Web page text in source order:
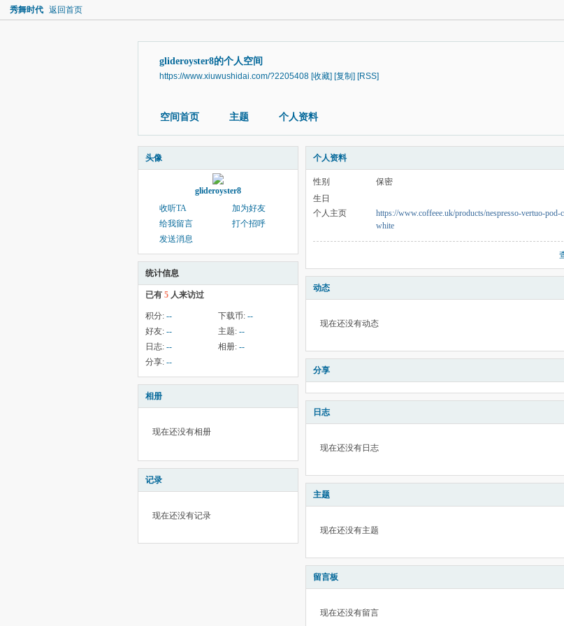
秀舞时代 返回首页
glideroyster8的个人空间
https://www.xiuwushidai.com/?2205408 [收藏] [复制] [RSS]
空间首页 主题 个人资料
头像
glideroyster8
收听TA
加为好友
给我留言
打个招呼
发送消息
统计信息
已有 5 人来访过
积分: -- 下载币: --
好友: -- 主题: --
日志: -- 相册: --
分享: --
相册
现在还没有相册
记录
现在还没有记录
个人资料
性别
保密
生日
个人主页
https://www.coffeee.uk/products/nespresso-vertuo-pod-
white
动态
现在还没有动态
分享
日志
现在还没有日志
主题
现在还没有主题
留言板
现在还没有留言